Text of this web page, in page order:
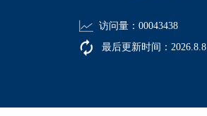
访问量： 00043438
最后更新时间： 2026 8 8